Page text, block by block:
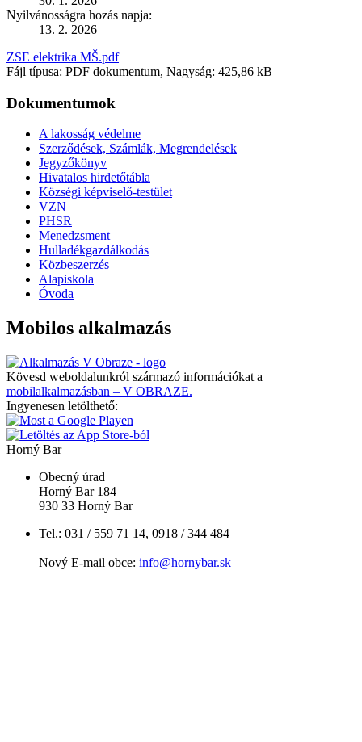
Nyilvánosságra hozás napja:
13. 2. 2026
ZSE elektrika MŠ.pdf
Fájl típusa: PDF dokumentum, Nagyság: 425,86 kB
Dokumentumok
A lakosság védelme
Szerződések, Számlák, Megrendelések
Jegyzőkönyv
Hivatalos hirdetőtábla
Községi képviselő-testület
VZN
PHSR
Menedzsment
Hulladékgazdálkodás
Közbeszerzés
Alapiskola
Óvoda
Mobilos alkalmazás
Kövesd weboldalunkról származó információkat a
mobilalkalmazásban – V OBRAZE.
Ingyenesen letölthető:
Horný Bar
Obecný úrad
Horný Bar 184
930 33 Horný Bar
Tel.: 031 / 559 71 14, 0918 / 344 484
Nový E-mail obce: info@hornybar.sk